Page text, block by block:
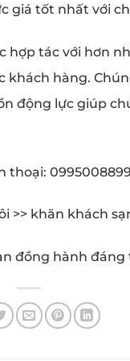
giá tốt nhất với
tác với hơn
khách hàng.
động lực giúp
thoại:
>> khăn khách
đồng hành